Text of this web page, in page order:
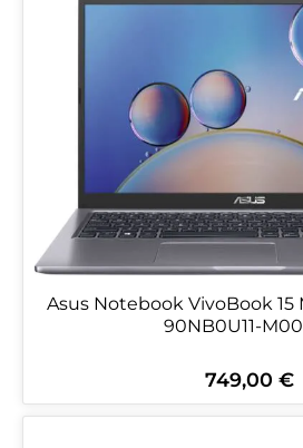
Asus Notebook VivoBook 15 M515UA-BQ504Q
90NB0U11-
Regulärer Preis:
749,00 €